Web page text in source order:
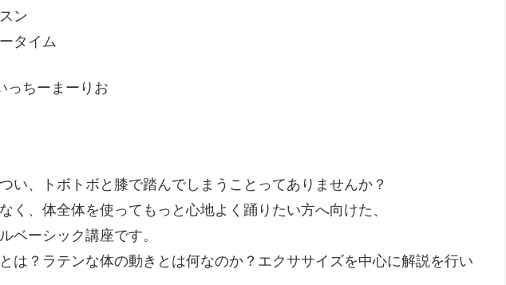
ン
タイム
ちーまーりお
い、トボトボと膝で踏んでしまうことってありませんか？
く、体全体を使ってもっと心地よく踊りたい方へ向けた、
ベーシック講座です。
は？ラテンな体の動きとは何なのか？エクササイズを中心に解説を行い